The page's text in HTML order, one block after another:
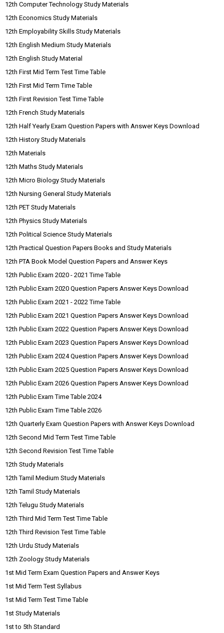
12th Computer Technology Study Materials
12th Economics Study Materials
12th Employability Skills Study Materials
12th English Medium Study Materials
12th English Study Material
12th First Mid Term Test Time Table
12th First Mid Term Time Table
12th First Revision Test Time Table
12th French Study Materials
12th Half Yearly Exam Question Papers with Answer Keys Download
12th History Study Materials
12th Materials
12th Maths Study Materials
12th Micro Biology Study Materials
12th Nursing General Study Materials
12th PET Study Materials
12th Physics Study Materials
12th Political Science Study Materials
12th Practical Question Papers Books and Study Materials
12th PTA Book Model Question Papers and Answer Keys
12th Public Exam 2020 - 2021 Time Table
12th Public Exam 2020 Question Papers Answer Keys Download
12th Public Exam 2021 - 2022 Time Table
12th Public Exam 2021 Question Papers Answer Keys Download
12th Public Exam 2022 Question Papers Answer Keys Download
12th Public Exam 2023 Question Papers Answer Keys Download
12th Public Exam 2024 Question Papers Answer Keys Download
12th Public Exam 2025 Question Papers Answer Keys Download
12th Public Exam 2026 Question Papers Answer Keys Download
12th Public Exam Time Table 2024
12th Public Exam Time Table 2026
12th Quarterly Exam Question Papers with Answer Keys Download
12th Second Mid Term Test Time Table
12th Second Revision Test Time Table
12th Study Materials
12th Tamil Medium Study Materials
12th Tamil Study Materials
12th Telugu Study Materials
12th Third Mid Term Test Time Table
12th Third Revision Test Time Table
12th Urdu Study Materials
12th Zoology Study Materials
1st Mid Term Exam Question Papers and Answer Keys
1st Mid Term Test Syllabus
1st Mid Term Test Time Table
1st Study Materials
1st to 5th Standard